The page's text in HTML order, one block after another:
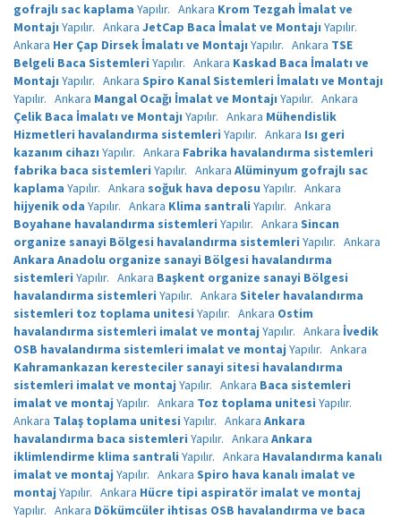
gofrajlı sac kaplama Yapılır. Ankara Krom Tezgah İmalat ve
Montajı Yapılır. Ankara JetCap Baca İmalat ve Montajı Yapılır.
Ankara Her Çap Dirsek İmalatı ve Montajı Yapılır. Ankara TSE
Belgeli Baca Sistemleri Yapılır. Ankara Kaskad Baca İmalatı ve
Montajı Yapılır. Ankara Spiro Kanal Sistemleri İmalatı ve Montajı
Yapılır. Ankara Mangal Ocağı İmalat ve Montajı Yapılır. Ankara
Çelik Baca İmalatı ve Montajı Yapılır. Ankara Mühendislik
Hizmetleri havalandırma sistemleri Yapılır. Ankara Isı geri
kazanım cihazı Yapılır. Ankara Fabrika havalandırma sistemleri
fabrika baca sistemleri Yapılır. Ankara Alüminyum gofrajlı sac
kaplama Yapılır. Ankara soğuk hava deposu Yapılır. Ankara
hijyenik oda Yapılır. Ankara Klima santrali Yapılır. Ankara
Boyahane havalandırma sistemleri Yapılır. Ankara Sincan
organize sanayi Bölgesi havalandırma sistemleri Yapılır. Ankara
Ankara Anadolu organize sanayi Bölgesi havalandırma
sistemleri Yapılır. Ankara Başkent organize sanayi Bölgesi
havalandırma sistemleri Yapılır. Ankara Siteler havalandırma
sistemleri toz toplama unitesi Yapılır. Ankara Ostim
havalandırma sistemleri imalat ve montaj Yapılır. Ankara İvedik
OSB havalandırma sistemleri imalat ve montaj Yapılır. Ankara
Kahramankazan keresteciler sanayi sitesi havalandırma
sistemleri imalat ve montaj Yapılır. Ankara Baca sistemleri
imalat ve montaj Yapılır. Ankara Toz toplama unitesi Yapılır.
Ankara Talaş toplama unitesi Yapılır. Ankara Ankara
havalandırma baca sistemleri Yapılır. Ankara Ankara
iklimlendirme klima santrali Yapılır. Ankara Havalandırma kanalı
imalat ve montaj Yapılır. Ankara Spiro hava kanalı imalat ve
montaj Yapılır. Ankara Hücre tipi aspiratör imalat ve montaj
Yapılır. Ankara Dökümcüler ihtisas OSB havalandırma ve baca